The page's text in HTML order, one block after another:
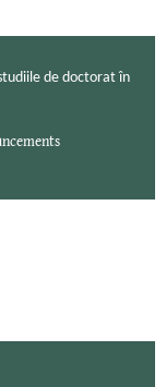
de doctorat în